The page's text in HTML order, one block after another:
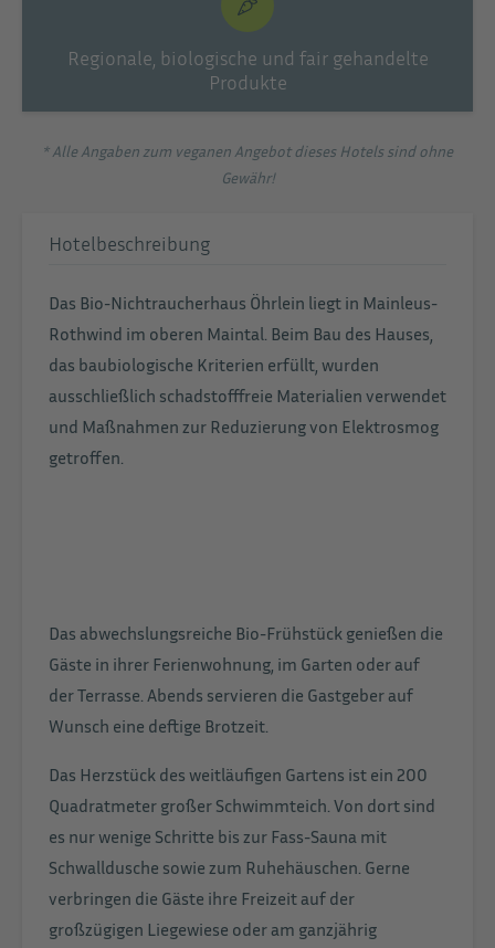
Regionale, biologische und fair gehandelte
Produkte
* Alle Angaben zum veganen Angebot dieses Hotels sind ohne
Gewähr!
Hotelbeschreibung
Das Bio-Nichtraucherhaus Öhrlein liegt in Mainleus-
Rothwind im oberen Maintal. Beim Bau des Hauses,
das baubiologische Kriterien erfüllt, wurden
ausschließlich schadstofffreie Materialien verwendet
und Maßnahmen zur Reduzierung von Elektrosmog
getroffen.
Das abwechslungsreiche Bio-Frühstück genießen die
Gäste in ihrer Ferienwohnung, im Garten oder auf
der Terrasse. Abends servieren die Gastgeber auf
Wunsch eine deftige Brotzeit.
Das Herzstück des weitläufigen Gartens ist ein 200
Quadratmeter großer Schwimmteich. Von dort sind
es nur wenige Schritte bis zur Fass-Sauna mit
Schwalldusche sowie zum Ruhehäuschen. Gerne
verbringen die Gäste ihre Freizeit auf der
großzügigen Liegewiese oder am ganzjährig